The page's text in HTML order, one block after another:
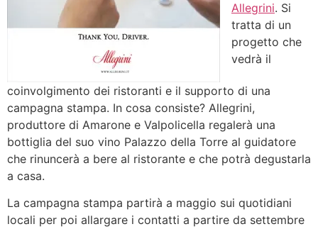
Allegrini. Si
tratta di un
progetto che
vedrà il
coinvolgimento dei ristoranti e il supporto di una
campagna stampa. In cosa consiste? Allegrini,
produttore di Amarone e Valpolicella regalerà una
bottiglia del suo vino Palazzo della Torre al guidatore
che rinuncerà a bere al ristorante e che potrà degustarla
a casa.
La campagna stampa partirà a maggio sui quotidiani
locali per poi allargare i contatti a partire da settembre